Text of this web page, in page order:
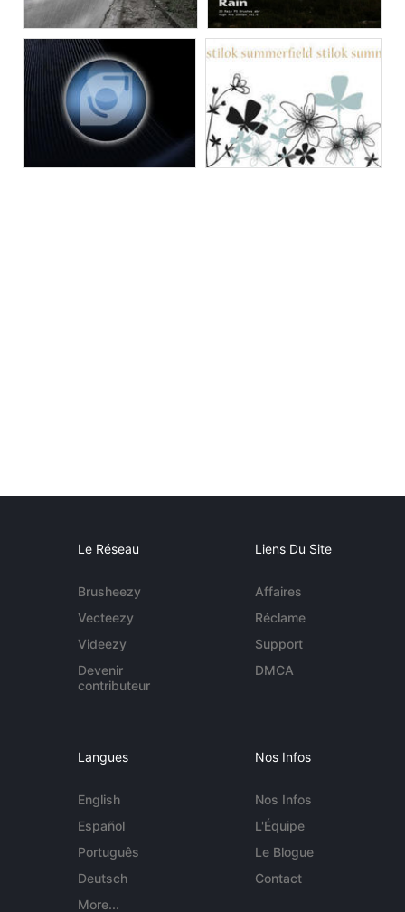
Le Réseau
Brusheezy
Vecteezy
Videezy
Devenir
contributeur
Liens Du Site
Affaires
Réclame
Support
DMCA
Langues
English
Español
Português
Deutsch
More...
Nos Infos
Nos Infos
L'Équipe
Le Blogue
Contact